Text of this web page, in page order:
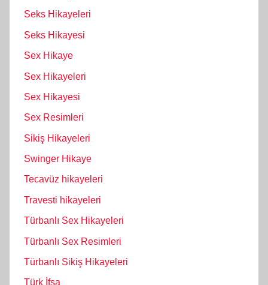
Seks Hikayeleri
Seks Hikayesi
Sex Hikaye
Sex Hikayeleri
Sex Hikayesi
Sex Resimleri
Sikiş Hikayeleri
Swinger Hikaye
Tecavüz hikayeleri
Travesti hikayeleri
Türbanlı Sex Hikayeleri
Türbanlı Sex Resimleri
Türbanlı Sikiş Hikayeleri
Türk İfşa